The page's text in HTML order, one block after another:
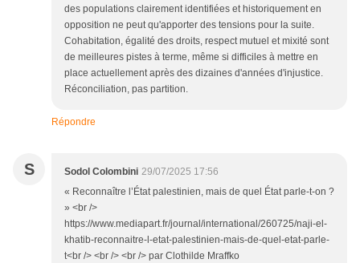
des populations clairement identifiées et historiquement en
opposition ne peut qu'apporter des tensions pour la suite.
Cohabitation, égalité des droits, respect mutuel et mixité sont
de meilleures pistes à terme, même si difficiles à mettre en
place actuellement après des dizaines d'années d'injustice.
Réconciliation, pas partition.
Répondre
S Sodol Colombini 29/07/2025 17:56
« Reconnaître l’État palestinien, mais de quel État parle-t-on ?
» <br />
https://www.mediapart.fr/journal/international/260725/naji-el-
khatib-reconnaitre-l-etat-palestinien-mais-de-quel-etat-parle-
t<br /> <br /> <br /> par Clothilde Mraffko